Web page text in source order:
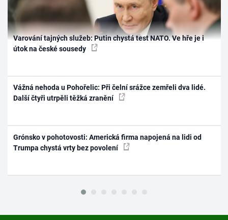
Varování tajných služeb: Putin chystá test NATO. Ve hře je i
útok na české sousedy
Vážná nehoda u Pohořelic: Při čelní srážce zemřeli dva lidé.
Další čtyři utrpěli těžká zranění
Grónsko v pohotovosti: Americká firma napojená na lidi od
Trumpa chystá vrty bez povolení